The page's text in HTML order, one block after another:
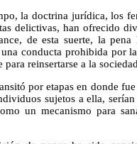
la doctrina jurídica, los
delictivas, han ofrecido
de esta suerte, la
conducta prohibida por
reinsertarse a la
por etapas en donde
sujetos a ella,
un mecanismo para